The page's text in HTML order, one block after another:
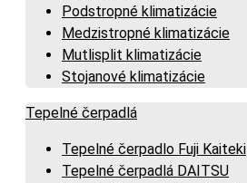
Podstropné klimatizácie
Medzistropné klimatizácie
Mutlisplit klimatizácie
Stojanové klimatizácie
Tepelné čerpadlá
Tepelné čerpadlo Fuji Kaiteki
Tepelné čerpadlá DAITSU